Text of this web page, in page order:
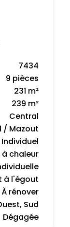
7434
9 pièces
231 m²
239 m²
Central
/ Mazout
Individuel
à chaleur
à l'égout
À rénover
Sud
Dégagée